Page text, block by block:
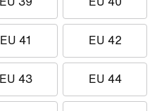
EU 41 EU 42
EU 43 EU 44